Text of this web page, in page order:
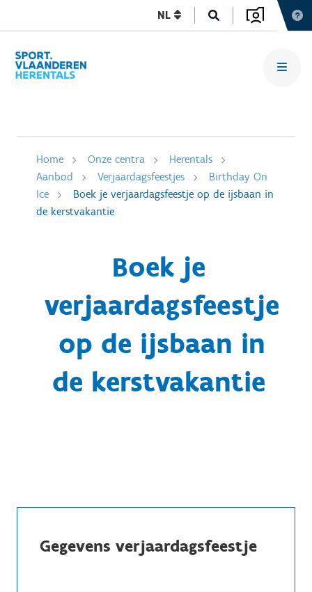
NL
Home Onze centra
Herentals
Aanbod
Verjaardagsfeestjes
Birthday On
Ice
Boek je verjaardagsfeestje op de ijsbaan in
de kerstvakantie
Boek je
verjaardagsfeestje
op de ijsbaan in
de kerstvakantie
Gegevens verjaardagsfeestje